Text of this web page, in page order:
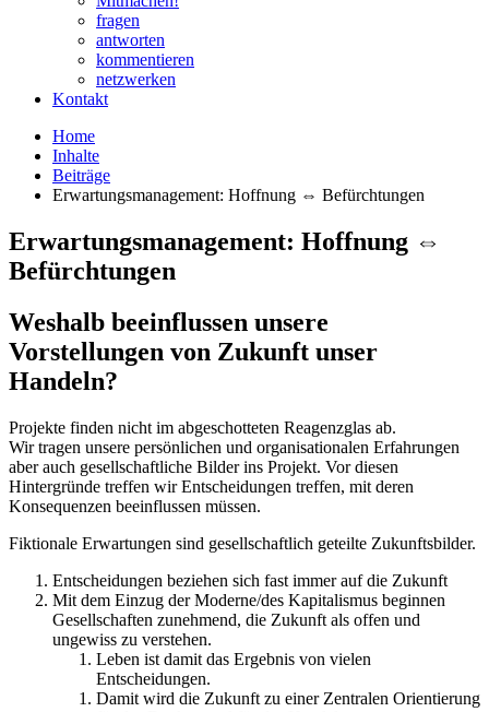
fragen
antworten
kommentieren
netzwerken
Kontakt
Home
Inhalte
Beiträge
Erwartungsmanagement: Hoffnung ⇔ Befürchtungen
Erwartungsmanagement: Hoffnung ⇔
Befürchtungen
Weshalb beeinflussen unsere
Vorstellungen von Zukunft unser
Handeln?
Projekte finden nicht im abgeschotteten Reagenzglas ab.
Wir tragen unsere persönlichen und organisationalen Erfahrungen
aber auch gesellschaftliche Bilder ins Projekt. Vor diesen
Hintergründe treffen wir Entscheidungen treffen, mit deren
Konsequenzen beeinflussen müssen.
Fiktionale Erwartungen sind gesellschaftlich geteilte Zukunftsbilder.
Entscheidungen beziehen sich fast immer auf die Zukunft
Mit dem Einzug der Moderne/des Kapitalismus beginnen
Gesellschaften zunehmend, die Zukunft als offen und
ungewiss zu verstehen.
Leben ist damit das Ergebnis von vielen
Entscheidungen.
Damit wird die Zukunft zu einer Zentralen Orientierung